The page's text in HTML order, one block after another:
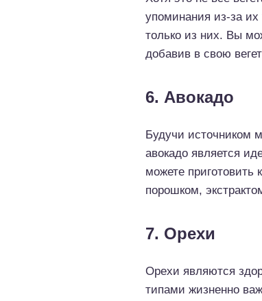
упоминания из-за
только из них. Вы
добавив в свою
6. Авокадо
Будучи источником
авокадо является
можете приготовить
порошком,
7. Орехи
Орехи являются
типами жизненно